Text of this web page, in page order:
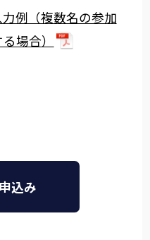
例（複数名の参加
場合）
込み